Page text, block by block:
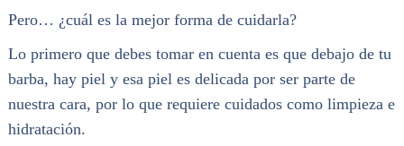
Pero… ¿cuál es la mejor forma de cuidarla?
Lo primero que debes tomar en cuenta es que debajo de tu
barba, hay piel y esa piel es delicada por ser parte de
nuestra cara, por lo que requiere cuidados como limpieza e
hidratación.